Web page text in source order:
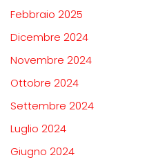
Febbraio 2025
Dicembre 2024
Novembre 2024
Ottobre 2024
Settembre 2024
Luglio 2024
Giugno 2024